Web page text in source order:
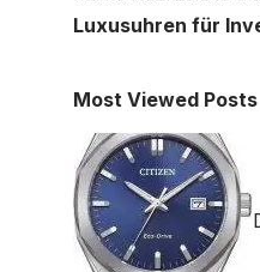
Luxusuhren für
Most Viewed Posts